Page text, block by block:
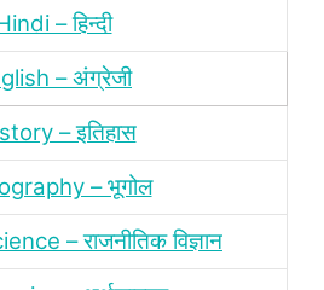
– हिन्‍दी
– अंग्रेजी
– इतिहास
– भूगोल
– राजनीतिक विज्ञान